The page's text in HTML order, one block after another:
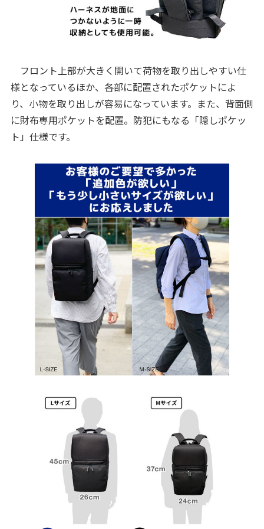
フロント上部が大きく開いて荷物を取り出しやすい仕
様となっているほか、各部に配置されたポケットによ
り、小物を取り出しが容易になっています。また、背面側
に財布専用ポケットを配置。防犯にもなる「隠しポケッ
ト」仕様です。